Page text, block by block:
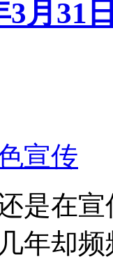
3月31
宣传
是在
年却